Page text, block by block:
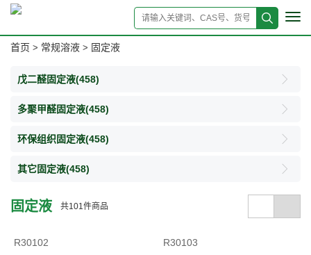
首页 > 常规溶液 > 固定液
戊二醛固定液(458)
多聚甲醛固定液(458)
环保组织固定液(458)
其它固定液(458)
固定液 共101 件商品
R30102
R30103